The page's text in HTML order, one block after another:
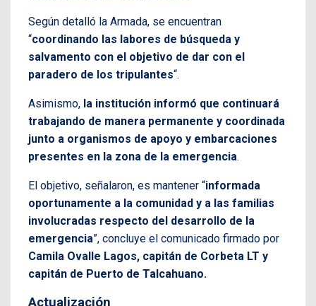
Según detalló la Armada, se encuentran
“coordinando las labores de búsqueda y
salvamento con el objetivo de dar con el
paradero de los tripulantes“.
Asimismo, la institución informó que continuará
trabajando de manera permanente y coordinada
junto a organismos de apoyo y embarcaciones
presentes en la zona de la emergencia.
El objetivo, señalaron, es mantener “informada
oportunamente a la comunidad y a las familias
involucradas respecto del desarrollo de la
emergencia”, concluye el comunicado firmado por
Camila Ovalle Lagos, capitán de Corbeta LT y
capitán de Puerto de Talcahuano.
Actualización